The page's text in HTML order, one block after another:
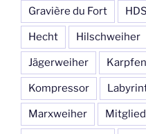
Gravière du Fort HDS
Hecht Hilschweiher
Jägerweiher Karpfen
Kompressor
Marxweiher